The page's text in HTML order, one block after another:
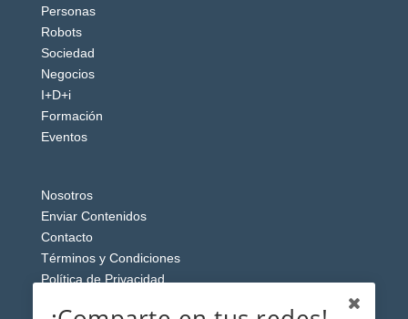
Personas
Robots
Sociedad
Negocios
I+D+i
Formación
Eventos
Nosotros
Enviar Contenidos
Contacto
Términos y Condiciones
Política de Privacidad